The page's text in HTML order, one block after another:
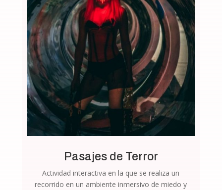
Pasajes de Terror
Actividad interactiva en la que se realiza un
recorrido en un ambiente inmersivo de miedo y